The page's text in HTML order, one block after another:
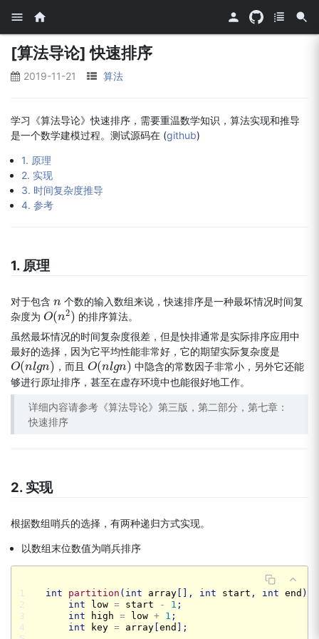
[算法导论] 快速排序
2019-11-21 算法
学习《算法导论》快速排序，需要重温数学知识，算法实现和推导
是一个数学建模过程。测试源码在 (github)
1. 原理
2. 实现
3. 时间复杂度推导
4. 参考
1. 原理
对于包含 n
n 个数的输入数组来说，快速排序是一种最坏情况时间复
杂度为 O(n2)
O(n2)
的排序算法。
虽然最坏情况的时间复杂度很差，但是快排通常是实际排序应用中
最好的选择，因为它平均性能非常好，它的期望实际复杂度是
O(nlgn)
O(nlgn) ，而且 O(nlgn)
O(nlgn)
中隐含的常数因子非常小，另外它还能
够进行原址排序，甚至在虚存环境中也能很好地工作。
详细内容请参考《算法导论》第三版，第二部分，第七章：
快速排序
2. 实现
根据数组哨兵的选择，有两种递归方式实现。
以数组末位数值为哨兵排序
1
3
4
int partition ( int array [], int start , int end )
int
low = start - 1 ;
int
high = low + 1 ;
int
key = array end ];